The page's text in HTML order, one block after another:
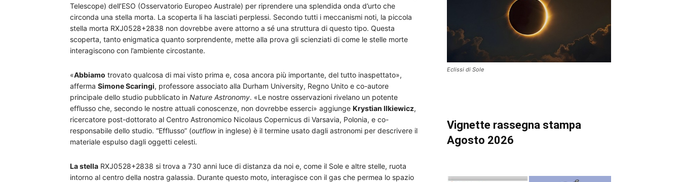
Telescope) dell’ESO (Osservatorio Europeo Australe) per riprendere una splendida onda d’urto che
circonda una stella morta. La scoperta li ha lasciati perplessi. Secondo tutti i meccanismi noti, la piccola
stella morta RXJ0528+2838 non dovrebbe avere attorno a sé una struttura di questo tipo. Questa
scoperta, tanto enigmatica quanto sorprendente, mette alla prova gli scienziati di come le stelle morte
interagiscono con l’ambiente circostante.
«Abbiamo trovato qualcosa di mai visto prima e, cosa ancora più importante, del tutto inaspettato»,
afferma Simone Scaringi, professore associato alla Durham University, Regno Unito e co-autore
principale dello studio pubblicato in Nature Astronomy. «Le nostre osservazioni rivelano un potente
efflusso che, secondo le nostre attuali conoscenze, non dovrebbe esserci» aggiunge Krystian Ilkiewicz,
ricercatore post-dottorato al Centro Astronomico Nicolaus Copernicus di Varsavia, Polonia, e co-
responsabile dello studio. “Efflusso” (outflowin inglese) è il termine usato dagli astronomi per descrivere il
materiale espulso dagli oggetti celesti.
La stella RXJ0528+2838 si trova a 730 anni luce di distanza da noi e, come il Sole e altre stelle, ruota
intorno al centro della nostra galassia. Durante questo moto, interagisce con il gas che permea lo spazio
Eclissi di Sole
Vignette rassegna stampa
Agosto 2026